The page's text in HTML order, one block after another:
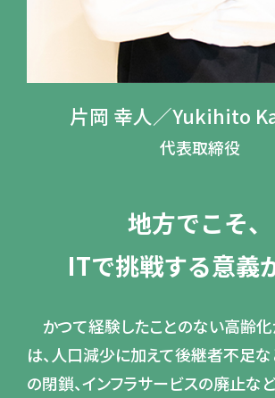
片岡 幸人／Yukihito
代表取締役
地方でこそ、
ITで挑戦する意義
かつて経験したことのない高齢
は、人口減少に加えて後継者不足
の閉鎖、インフラサービスの廃止な